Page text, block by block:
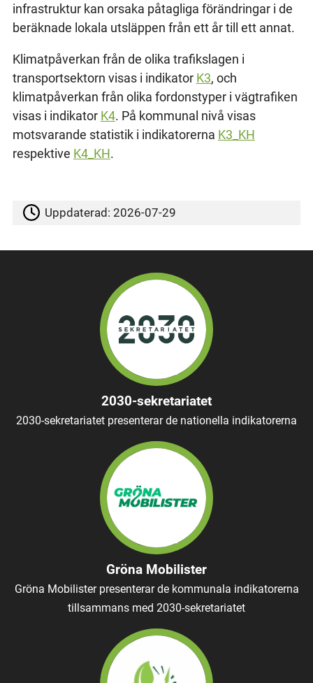
infrastruktur kan orsaka påtagliga förändringar i de
beräknade lokala utsläppen från ett år till ett annat.
Klimatpåverkan från de olika trafikslagen i
transportsektorn visas i indikator K3, och
klimatpåverkan från olika fordonstyper i vägtrafiken
visas i indikator K4. På kommunal nivå visas
motsvarande statistik i indikatorerna K3_KH
respektive K4_KH.
Uppdaterad:2026-07-29
2030-sekretariatet
2030-sekretariatet presenterar de nationella indikatorerna
Gröna Mobilister
Gröna Mobilister presenterar de kommunala indikatorerna
tillsammans med 2030-sekretariatet